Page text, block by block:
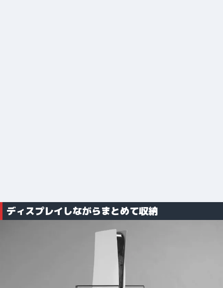
ディスプレイしながらまとめて収納